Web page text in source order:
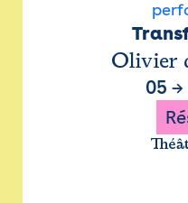
Olivier
05 →